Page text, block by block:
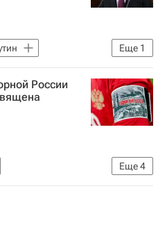
Еще 1
России
Еще4
Спорт